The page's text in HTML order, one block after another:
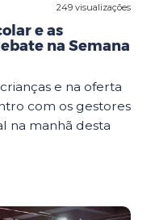
249 visualizações
e as
na Semana
e na oferta
com os gestores
na manhã desta